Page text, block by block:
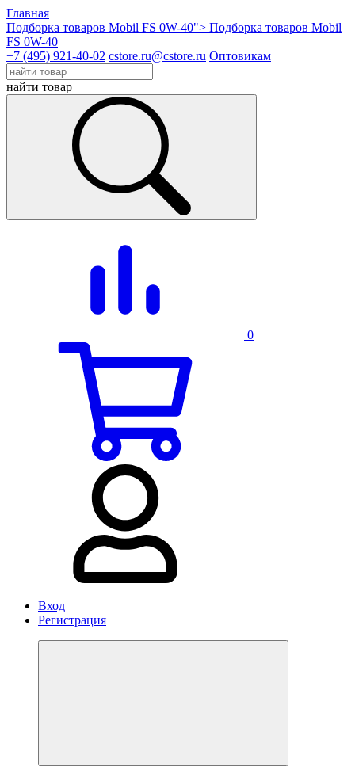
Главная
Подборка товаров Mobil FS 0W-40"> Подборка товаров Mobil
FS 0W-40
+7 (495) 921-40-02 cstore.ru@cstore.ru Оптовикам
найти товар
0
Вход
Регистрация